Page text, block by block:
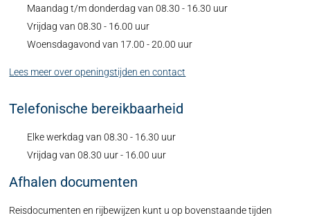
Maandag t/m donderdag van 08.30 - 16.30 uur
Vrijdag van 08.30 - 16.00 uur
Woensdagavond van 17.00 - 20.00 uur
Lees meer over openingstijden en contact
Telefonische bereikbaarheid
Elke werkdag van 08.30 - 16.30 uur
Vrijdag van 08.30 uur - 16.00 uur
Afhalen documenten
Reisdocumenten en rijbewijzen kunt u op bovenstaande tijden